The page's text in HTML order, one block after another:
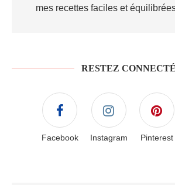
mes recettes faciles et
RESTEZ
Facebook Instagram Pinterest